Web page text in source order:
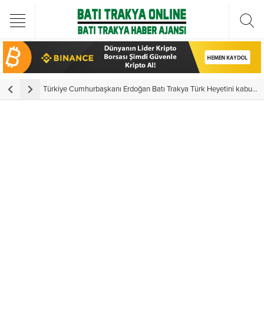
Türkiye Cumhurbaşkanı Erdoğan Batı Trakya Türk Heyetini kabul etti